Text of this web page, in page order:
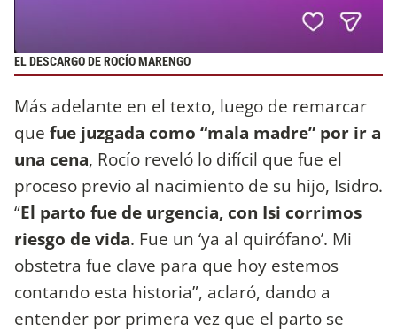
EL DESCARGO DE ROCÍO MARENGO
Más adelante en el texto, luego de remarcar
que fue juzgada como “mala madre” por ir a
una cena, Rocío reveló lo difícil que fue el
proceso previo al nacimiento de su hijo, Isidro.
“El parto fue de urgencia, con Isi corrimos
riesgo de vida. Fue un ‘ya al quirófano’. Mi
obstetra fue clave para que hoy estemos
contando esta historia”, aclaró, dando a
entender por primera vez que el parto se